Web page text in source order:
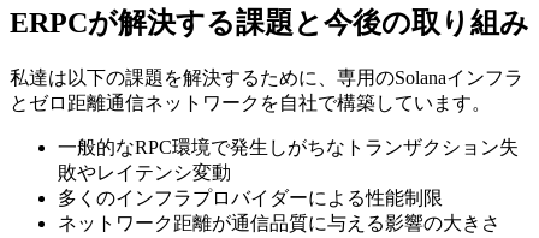
ERPCが解決する課題と今後の取り組み
私達は以下の課題を解決するために、専用のSolanaインフラ
とゼロ距離通信ネットワークを自社で構築しています。
一般的なRPC環境で発生しがちなトランザクション失
敗やレイテンシ変動
多くのインフラプロバイダーによる性能制限
ネットワーク距離が通信品質に与える影響の大きさ